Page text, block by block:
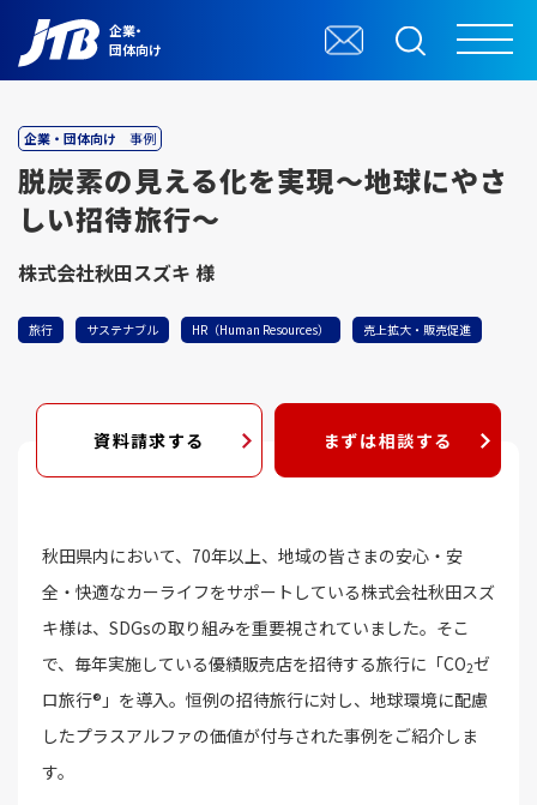
企業・
団体向け
企業・団体向け 事例
脱炭素の見える化を実現～地球にやさ
しい招待旅行～
株式会社秋田スズキ 様
旅行 サステナブル HR（Human Resources） 売上拡大・販売促進
資料請求する まずは相談する
秋田県内において、70年以上、地域の皆さまの安心・安
全・快適なカーライフをサポートしている株式会社秋田スズ
キ様は、SDGsの取り組みを重要視されていました。そこ
で、毎年実施している優績販売店を招待する旅行に「CO2ゼ
ロ旅行®」を導入。恒例の招待旅行に対し、地球環境に配慮
したプラスアルファの価値が付与された事例をご紹介しま
す。